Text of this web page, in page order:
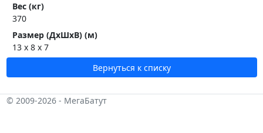
Вес (кг)
370
Размер (ДхШхВ) (м)
13 x 8 x 7
Вернуться к списку
© 2009-2026 - МегаБатут